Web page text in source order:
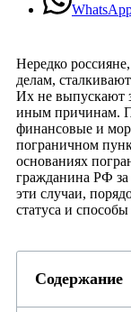
Нередко
делам,
Их не выпускают
иным причинам.
финансовые и
пограничном
основаниях
гражданина РФ за
эти случаи,
статуса и способы
Содержание